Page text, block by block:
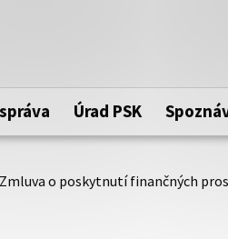
kraja.
Úrad PSK
o poskytnutí finančných